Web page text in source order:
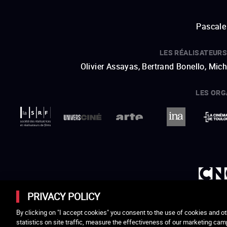
LES
Olivier Assayas, Bertrand Bonello,
LES
Cellules, Eric Brocherie, Les Produits Frais,
Partager
PRIVACY POLICY
By clicking on "I accept cookies" you consent to the use of cookies and
statistics on site traffic, measure the effectiveness of our marketing